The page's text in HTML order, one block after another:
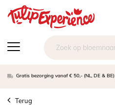
Gratis bezorging vanaf € 50,- (NL, DE & BE)
Terug